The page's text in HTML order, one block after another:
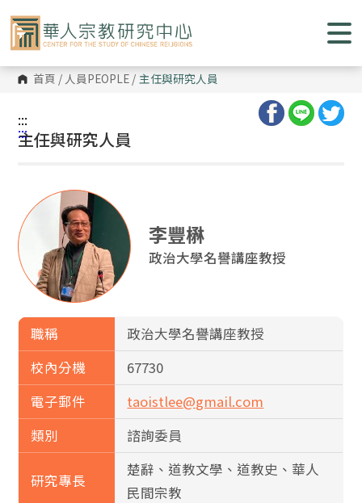
到
主
要
內
容
區 首頁 / 人員PEOPLE / 主任與研究人員
:::
:::
主任與研究人員
李豐楙
政治大學名譽講座教授
職稱
政治大學名譽講座教授
校內分機
67730
電子郵件
taoistlee@gmail.com
類別
諮詢委員
研究專長
楚辭、道教文學、道教史、華人
民間宗教